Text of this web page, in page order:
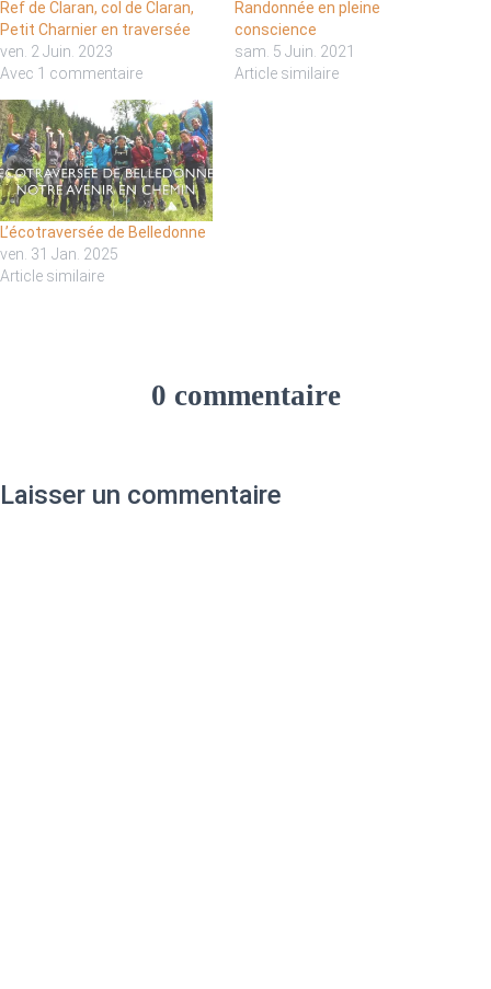
Ref de Claran, col de Claran,
Petit Charnier en traversée
ven. 2 Juin. 2023
Avec 1 commentaire
Randonnée en pleine
conscience
sam. 5 Juin. 2021
Article similaire
L’écotraversée de Belledonne
ven. 31 Jan. 2025
Article similaire
0 commentaire
Laisser un commentaire